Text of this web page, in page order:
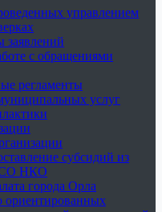
управлением
с обращениями
регламенты
услуг
субсидий из
СО НКО
города Орла
ориентированных